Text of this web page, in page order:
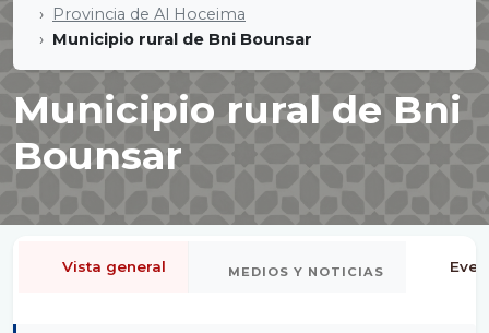
Provincia de Al Hoceima
Municipio rural de Bni Bounsar
Municipio rural de Bni
Bounsar
Vista general MEDIOS Y NOTICIAS